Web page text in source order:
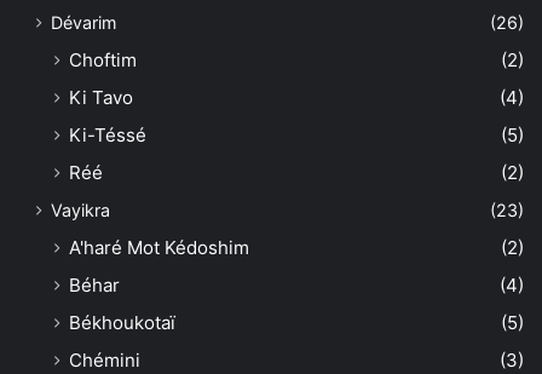
Dévarim (26)
Choftim
(2)
Ki Tavo
(4)
Ki-Téssé
(5)
Réé
(2)
Vayikra (23)
A'haré Mot Kédoshim
(2)
Béhar
(4)
Békhoukotaï
(5)
Chémini
(3)